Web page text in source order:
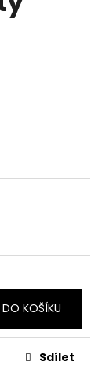
DO KOŠÍKU
Sdílet